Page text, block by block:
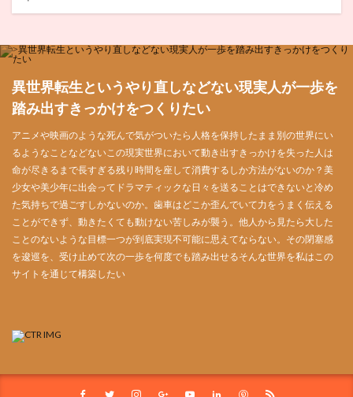
異世界転生というやり直しなどない現実人が一歩を
踏み出すきっかけをつくりたい
アニメや映画のような死んで気がついたら人格を保持したまま別の世界にい
るようなことなどないこの現実世界において動き出すきっかけを失った人は
命が尽きるまで長すぎる残り時間を座して消費するしか方法がないのか？美
少女や美少年に出会ってドラマティックな日々を送ることはできないと冷め
た気持ちで過ごすしかないのか。歯車はどこか歪んでいて力をうまく伝える
ことができず、動きたくても動けない苦しみが襲う。他人から見たら大した
ことのないような目標一つが到底実現不可能に思えてならない。その閉塞感
を逡巡を、受け止めて次の一歩を何度でも踏み出せるそんな世界を私はこの
サイトを通じて構築したい